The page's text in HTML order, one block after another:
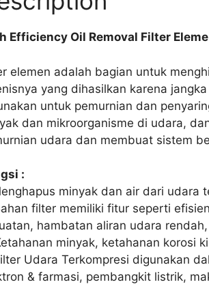
Efficiency Oil Removal Filter
elemen adalah bagian untuk
yang dihasilkan karena
untuk pemurnian dan
dan mikroorganisme di udara,
udara dan membuat sistem
:
minyak dan air dari udara
filter memiliki fitur seperti
hambatan aliran udara
minyak, ketahanan korosi
Udara Terkompresi digunakan
& farmasi, pembangkit listrik,